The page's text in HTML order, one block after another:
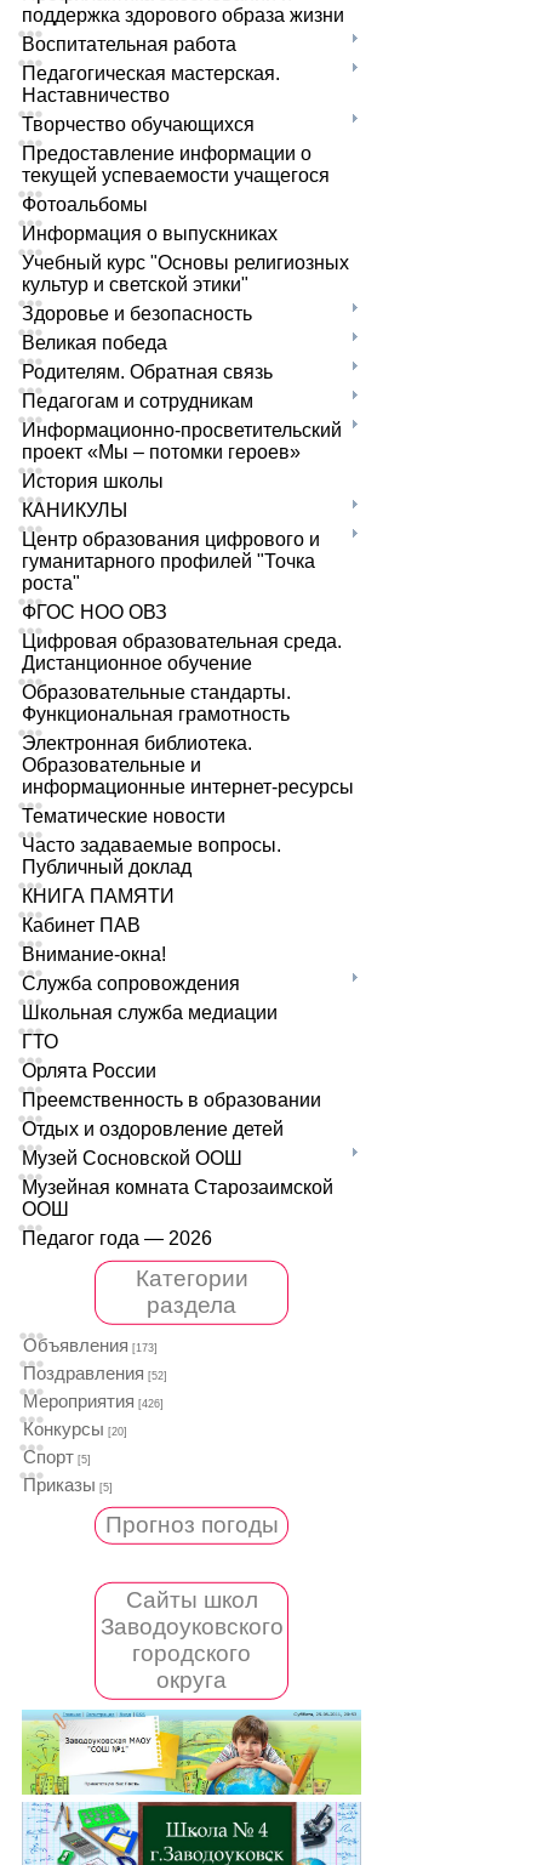
поддержка здорового образа жизни
Воспитательная работа
Педагогическая мастерская.
Наставничество
Творчество обучающихся
Предоставление информации о
текущей успеваемости учащегося
Фотоальбомы
Информация о выпускниках
Учебный курс "Основы религиозных
культур и светской этики"
Здоровье и безопасность
Великая победа
Родителям. Обратная связь
Педагогам и сотрудникам
Информационно-просветительский
проект «Мы – потомки героев»
История школы
КАНИКУЛЫ
Центр образования цифрового и
гуманитарного профилей "Точка
роста"
ФГОС НОО ОВЗ
Цифровая образовательная среда.
Дистанционное обучение
Образовательные стандарты.
Функциональная грамотность
Электронная библиотека.
Образовательные и
информационные интернет-ресурсы
Тематические новости
Часто задаваемые вопросы.
Публичный доклад
КНИГА ПАМЯТИ
Кабинет ПАВ
Внимание-окна!
Служба сопровождения
Школьная служба медиации
ГТО
Орлята России
Преемственность в образовании
Отдых и оздоровление детей
Музей Сосновской ООШ
Музейная комната Старозаимской
ООШ
Педагог года — 2026
Категории
раздела
Объявления [173]
Поздравления [52]
Мероприятия [426]
Конкурсы [20]
Спорт [5]
Приказы [5]
Прогноз погоды
Сайты школ
Заводоуковского
городского
округа